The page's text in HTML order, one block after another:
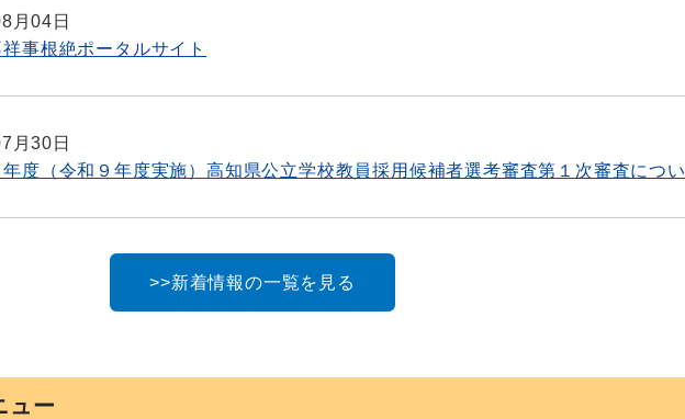
月04日
事根絶ポータルサイト
月30日
度（令和９年度実施）高知県公立学校教員採用候補者選考審査第１次審査につ
>>新着情報の一覧を見る
ュー